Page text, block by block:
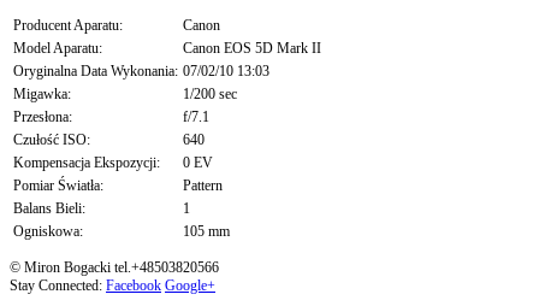
Producent Aparatu:
Canon
Model Aparatu:
Canon EOS 5D Mark II
Oryginalna Data Wykonania: 07/02/10 13:03
Migawka:
1/200 sec
Przesłona:
f/7.1
Czułość ISO:
640
Kompensacja Ekspozycji:
0 EV
Pomiar Światła:
Pattern
Balans Bieli:
1
Ogniskowa:
105 mm
© Miron Bogacki tel.+48503820566
Stay Connected: Facebook Google+